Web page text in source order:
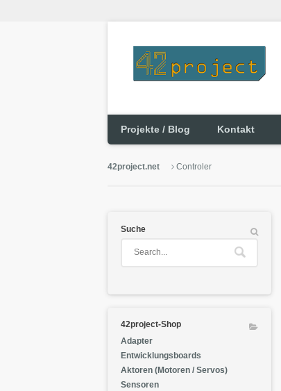
Projekte / Blog Kontakt
42project.net Controler
Suche
42project-Shop
Adapter
Entwicklungsboards
Aktoren (Motoren / Servos)
Sensoren